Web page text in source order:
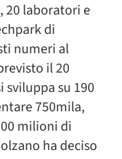
20 laboratori e
di
numeri al
il 20
su 190
750mila,
milioni di
ha deciso